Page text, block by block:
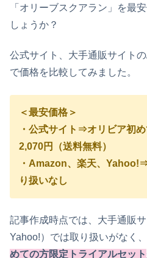
「オリーブスクアラン」を最
しょうか？
公式サイト、大手通販サイト
で価格を比較してみました。
＜最安価格＞
・公式サイト⇒オリビア初
2,070円（送料無料）
・Amazon、楽天、
り扱いなし
記事作成時点では、大手通販
Yahoo!）では取り扱いがなく、
めての方限定トライアルセット